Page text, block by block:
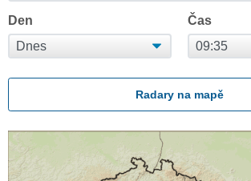
Den Čas
Radary na mapě